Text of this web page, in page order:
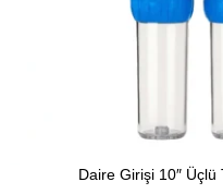
Daire Girişi 10″ Üçlü